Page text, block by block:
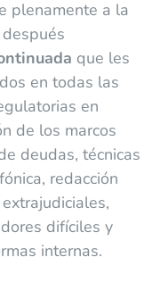
plenamente a la
que les
en todas las
en
de los marcos
deudas, técnicas
redacción
difíciles y
internas.